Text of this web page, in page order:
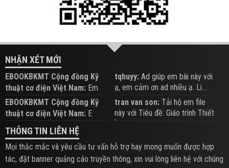
NHẬN XÉT MỚI
EBOOKBKMT Cộng đồng Kỹ
thuật cơ điện Việt Nam: Em
đăng trên Group hỗ trợ nhé
tqhuyy: Ad giúp em bài này với
ạ, em cảm ơn ad nhiều ạ. Li...
EBOOKBKMT Cộng đồng Kỹ
thuật cơ điện Việt Nam: E
xem hỗ trợ trên Group
tran van son: Tải hộ em file
này với Tiêu đề: Giáo trình Thiết
b...
THÔNG TIN LIÊN HỆ
Mọi thắc mắc và yêu cầu tư vấn hỗ trợ hay mong muốn được hợp
tác, đặt banner quảng cáo truyền thông, xin vui lòng liên hệ với chúng